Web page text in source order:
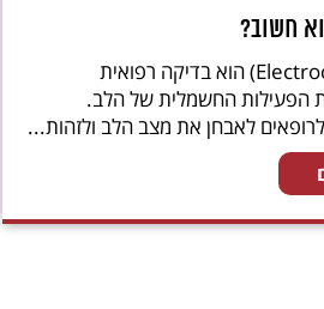
חשוב?
אקג (Electrocardiogram) הוא בדיקה רפואית
הפעילות החשמלית של הלב.
לאבחן את מצב הלב ולזהות...